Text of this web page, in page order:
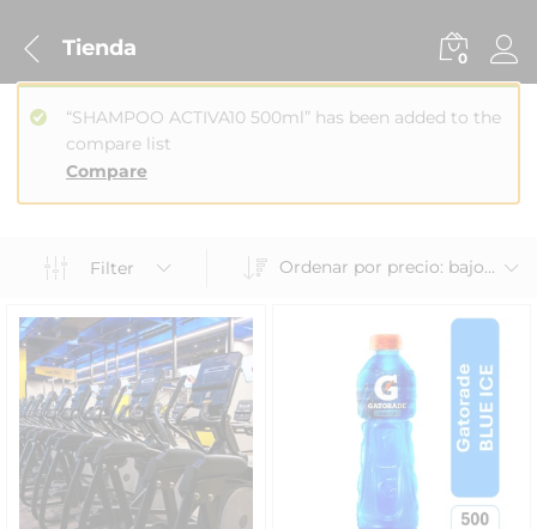
Tienda 0
Compare
“SHAMPOO ACTIVA10 500ml” has been added to the
compare list
Filter Ordenar por precio: bajo a alto